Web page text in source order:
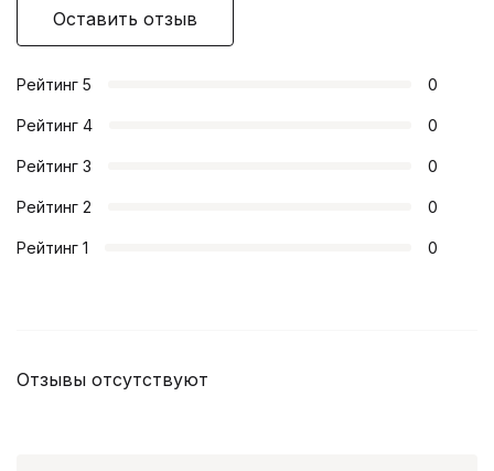
Оставить отзыв
Рейтинг 5 0
Рейтинг 4 0
Рейтинг 3 0
Рейтинг 2 0
Рейтинг 1 0
Отзывы отсутствуют